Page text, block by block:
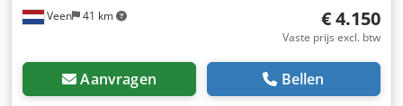
Veen 41 km € 4.150
Vaste prijs excl. btw
Aanvragen Bellen